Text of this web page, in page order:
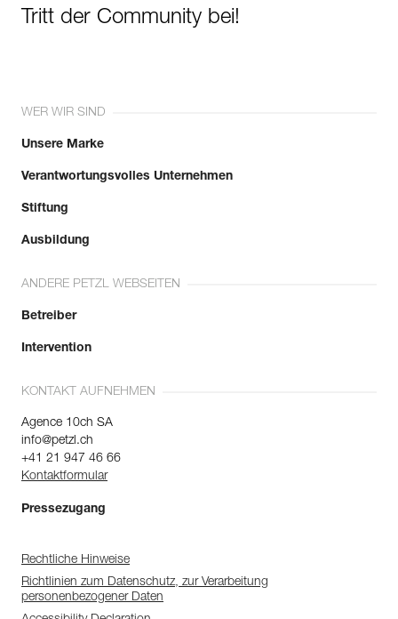
Tritt der Community bei!
WER WIR SIND
Unsere Marke
Verantwortungsvolles Unternehmen
Stiftung
Ausbildung
ANDERE PETZL WEBSEITEN
Betreiber
Intervention
KONTAKT AUFNEHMEN
Agence 10ch SA
info@petzl.ch
+41 21 947 46 66
Kontaktformular
Pressezugang
Rechtliche Hinweise
Richtlinien zum Datenschutz, zur Verarbeitung
personenbezogener Daten